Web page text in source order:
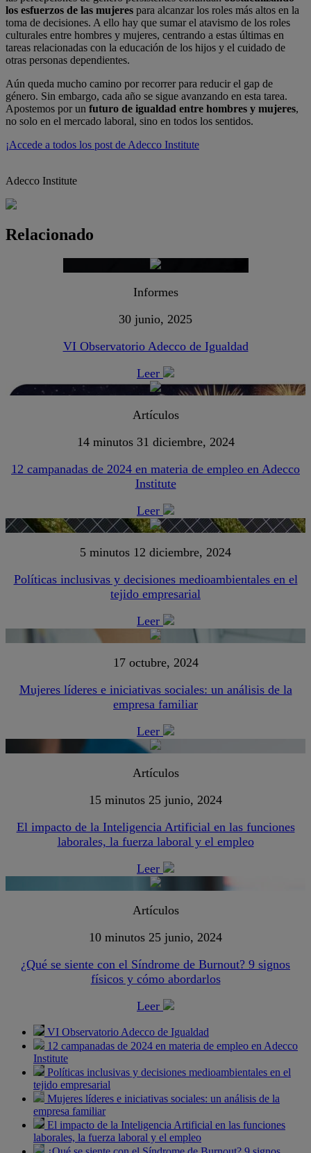
los esfuerzos de las mujeres para alcanzar los roles más altos en la
toma de decisiones. A ello hay que sumar el atavismo de los roles
culturales entre hombres y mujeres, centrando a estas últimas en
tareas relacionadas con la educación de los hijos y el cuidado de
otras personas dependientes.
Aún queda mucho camino por recorrer para reducir el gap de
género. Sin embargo, cada año se sigue avanzando en esta tarea.
Apostemos por un futuro de igualdad entre hombres y mujeres,
no solo en el mercado laboral, sino en todos los sentidos.
¡Accede a todos los post de Adecco Institute
Adecco Institute
Relacionado
Informes
30 junio, 2025
VI Observatorio Adecco de Igualdad
Leer
Artículos
14 minutos 31 diciembre, 2024
12 campanadas de 2024 en materia de empleo en Adecco
Institute
Leer
5 minutos 12 diciembre, 2024
Políticas inclusivas y decisiones medioambientales en el
tejido empresarial
Leer
17 octubre, 2024
Mujeres líderes e iniciativas sociales: un análisis de la
empresa familiar
Leer
Artículos
15 minutos 25 junio, 2024
El impacto de la Inteligencia Artificial en las funciones
laborales, la fuerza laboral y el empleo
Leer
Artículos
10 minutos 25 junio, 2024
¿Qué se siente con el Síndrome de Burnout? 9 signos
físicos y cómo abordarlos
Leer
VI Observatorio Adecco de Igualdad
12 campanadas de 2024 en materia de empleo en Adecco
Institute
Políticas inclusivas y decisiones medioambientales en el
tejido empresarial
Mujeres líderes e iniciativas sociales: un análisis de la
empresa familiar
El impacto de la Inteligencia Artificial en las funciones
laborales, la fuerza laboral y el empleo